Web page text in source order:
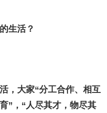
生活？
大家“分工合作、相互
”，“人尽其才，物尽其